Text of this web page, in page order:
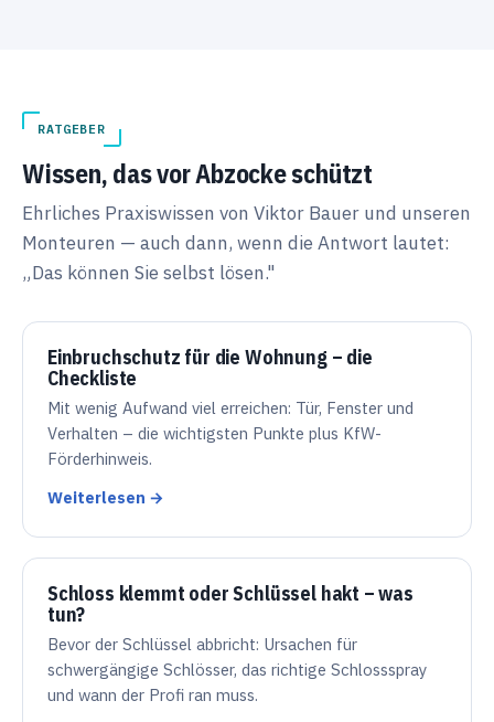
RATGEBER
Wissen, das vor Abzocke schützt
Ehrliches Praxiswissen von Viktor Bauer und unseren
Monteuren — auch dann, wenn die Antwort lautet:
„Das können Sie selbst lösen."
Einbruchschutz für die Wohnung – die
Checkliste
Mit wenig Aufwand viel erreichen: Tür, Fenster und
Verhalten – die wichtigsten Punkte plus KfW-
Förderhinweis.
Weiterlesen →
Schloss klemmt oder Schlüssel hakt – was
tun?
Bevor der Schlüssel abbricht: Ursachen für
schwergängige Schlösser, das richtige Schlossspray
und wann der Profi ran muss.